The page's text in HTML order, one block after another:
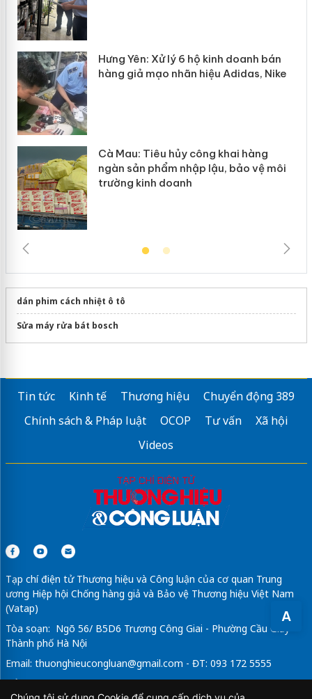
A
Hưng Yên: Xử lý 6 hộ kinh doanh bán
hàng giả mạo nhãn hiệu Adidas, Nike
Cà Mau: Tiêu hủy công khai hàng
ngàn sản phẩm nhập lậu, bảo vệ môi
trường kinh doanh
dán phim cách nhiệt ô tô
Sửa máy rửa bát bosch
Tin tức Kinh tế Thương hiệu
Chuyển động 389
Chính sách & Pháp luật
OCOP Tư vấn
Xã hội
Videos
Tạp chí điện tử Thương hiệu và Công luận của cơ quan Trung
ương Hiệp hội Chống hàng giả và Bảo vệ Thương hiệu Việt Nam
(Vatap)
Tòa soạn: Ngõ 56/ B5D6 Trương Công Giai - Phường Cầu Giấy -
Thành phố Hà Nội
Email: thuonghieucongluan@gmail.com - ĐT: 093 172 5555
Tổng Biên Tập: Vũ Đức Thuận